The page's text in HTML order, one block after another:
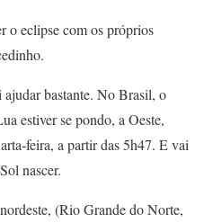
o eclipse com os próprios
bastante. No Brasil, o
estiver se pondo, a Oeste,
feira, a partir das 5h47. E vai
nascer.
(Rio Grande do Norte,